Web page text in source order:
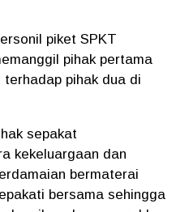
piket SPKT
pihak pertama
terhadap pihak dua di
sepakat
kekeluargaan dan
bermaterai
bersama sehingga